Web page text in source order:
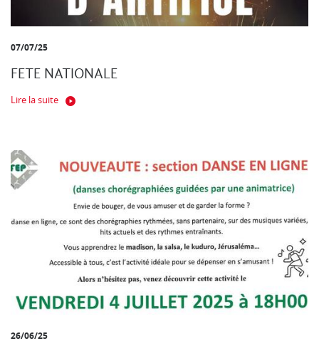
07/07/25
FETE NATIONALE
Lire la suite
26/06/25